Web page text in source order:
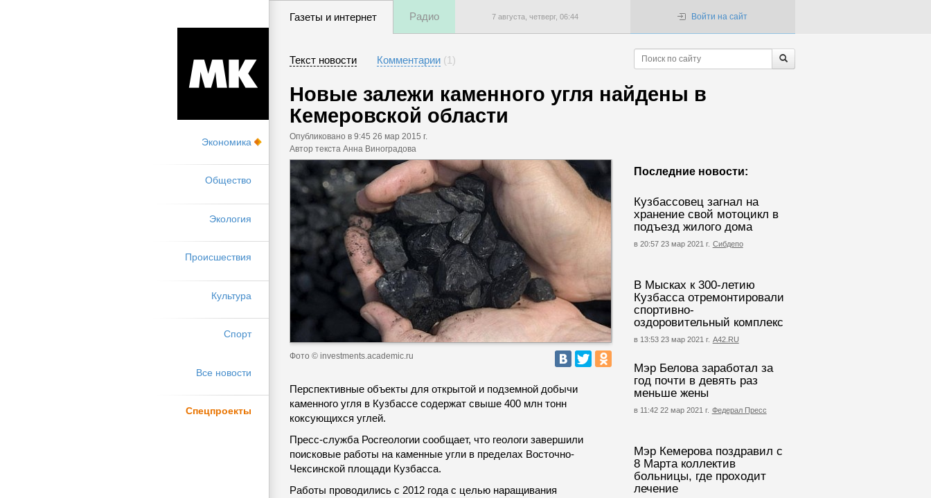
Экономика
Общество
Экология
Происшествия
Культура
Спорт
Все новости
Спецпроекты
Газеты и интернет Радио 7 августа, четверг, 06:44 Войти на сайт
Текст новости Комментарии (1 )
Новые залежи каменного угля найдены в
Кемеровской области
Опубликовано в 9:45 26 мар 2015 г.
Автор текста Анна Виноградова
Последние новости:
Кузбассовец загнал на
хранение свой мотоцикл в
подъезд жилого дома
в 20:57 23 мар 2021 г. Сибдепо
В Мысках к 300-летию
Кузбасса отремонтировали
спортивно-
оздоровительный комплекс
в 13:53 23 мар 2021 г. А42.RU
Мэр Белова заработал за
год почти в девять раз
меньше жены
в 11:42 22 мар 2021 г. Федерал Пресс
Мэр Кемерова поздравил с
8 Марта коллектив
больницы, где проходит
лечение
Фото © investments.academic.ru
Перспективные объекты для открытой и подземной добычи
каменного угля в Кузбассе содержат свыше 400 млн тонн
коксующихся углей.
Пресс-служба Росгеологии сообщает, что геологи завершили
поисковые работы на каменные угли в пределах Восточно-
Чексинской площади Кузбасса.
Работы проводились с 2012 года с целью наращивания